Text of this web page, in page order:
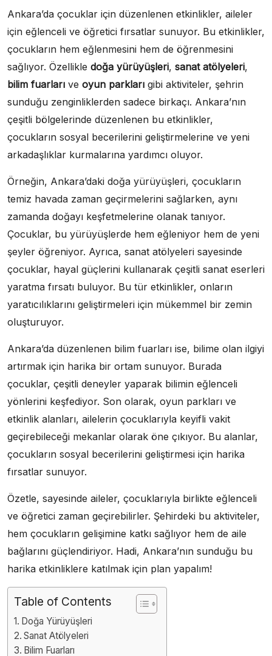
Ankara’da çocuklar için düzenlenen etkinlikler, aileler
için eğlenceli ve öğretici fırsatlar sunuyor. Bu etkinlikler,
çocukların hem eğlenmesini hem de öğrenmesini
sağlıyor. Özellikle doğa yürüyüşleri, sanat atölyeleri,
bilim fuarları ve oyun parkları gibi aktiviteler, şehrin
sunduğu zenginliklerden sadece birkaçı. Ankara’nın
çeşitli bölgelerinde düzenlenen bu etkinlikler,
çocukların sosyal becerilerini geliştirmelerine ve yeni
arkadaşlıklar kurmalarına yardımcı oluyor.
Örneğin, Ankara’daki doğa yürüyüşleri, çocukların
temiz havada zaman geçirmelerini sağlarken, aynı
zamanda doğayı keşfetmelerine olanak tanıyor.
Çocuklar, bu yürüyüşlerde hem eğleniyor hem de yeni
şeyler öğreniyor. Ayrıca, sanat atölyeleri sayesinde
çocuklar, hayal güçlerini kullanarak çeşitli sanat eserleri
yaratma fırsatı buluyor. Bu tür etkinlikler, onların
yaratıcılıklarını geliştirmeleri için mükemmel bir zemin
oluşturuyor.
Ankara’da düzenlenen bilim fuarları ise, bilime olan ilgiyi
artırmak için harika bir ortam sunuyor. Burada
çocuklar, çeşitli deneyler yaparak bilimin eğlenceli
yönlerini keşfediyor. Son olarak, oyun parkları ve
etkinlik alanları, ailelerin çocuklarıyla keyifli vakit
geçirebileceği mekanlar olarak öne çıkıyor. Bu alanlar,
çocukların sosyal becerilerini geliştirmesi için harika
fırsatlar sunuyor.
Özetle, sayesinde aileler, çocuklarıyla birlikte eğlenceli
ve öğretici zaman geçirebilirler. Şehirdeki bu aktiviteler,
hem çocukların gelişimine katkı sağlıyor hem de aile
bağlarını güçlendiriyor. Hadi, Ankara’nın sunduğu bu
harika etkinliklere katılmak için plan yapalım!
Table of Contents
Doğa Yürüyüşleri
Sanat Atölyeleri
Bilim Fuarları